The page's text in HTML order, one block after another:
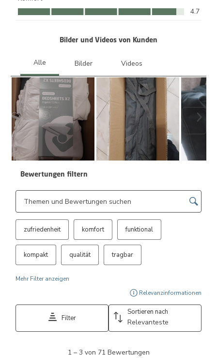
Komfort, 4.7 von 5
4.7
Bilder und Videos von Kunden
Bewertungen filtern
Suchthemen und Bewertungen Suchregion
zufriedenheit komfort funktional
kompakt qualität tragbar
Mehr Filter anzeigen
Relevanzinformationen
Filter
Sortieren nach
Relevanteste
1 – 3 von 71 Bewertungen